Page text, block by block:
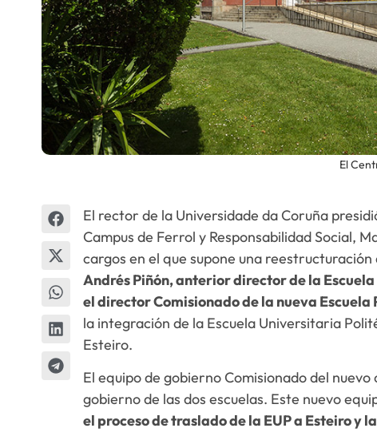
El
El rector de la Universidade da Coruña
Campus de Ferrol y Responsabilidad Social,
cargos en el que supone una
Andrés Piñón, anterior director de la
el director Comisionado de la nueva
la integración de la Escuela Universitaria
Esteiro.
El equipo de gobierno Comisionado del
gobierno de las dos escuelas. Este nuevo
el proceso de traslado de la EUP a Esteiro y